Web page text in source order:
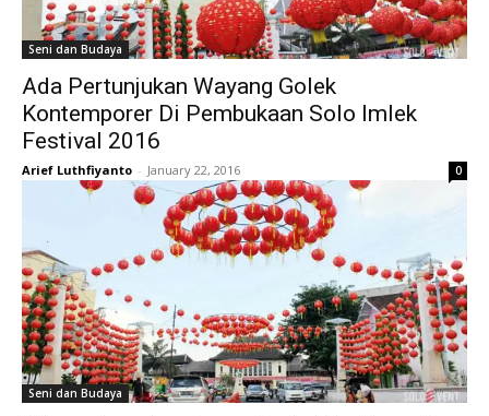
Seni dan Budaya
Ada Pertunjukan Wayang Golek
Kontemporer Di Pembukaan Solo Imlek
Festival 2016
Arief Luthfiyanto - January 22, 2016 0
Seni dan Budaya